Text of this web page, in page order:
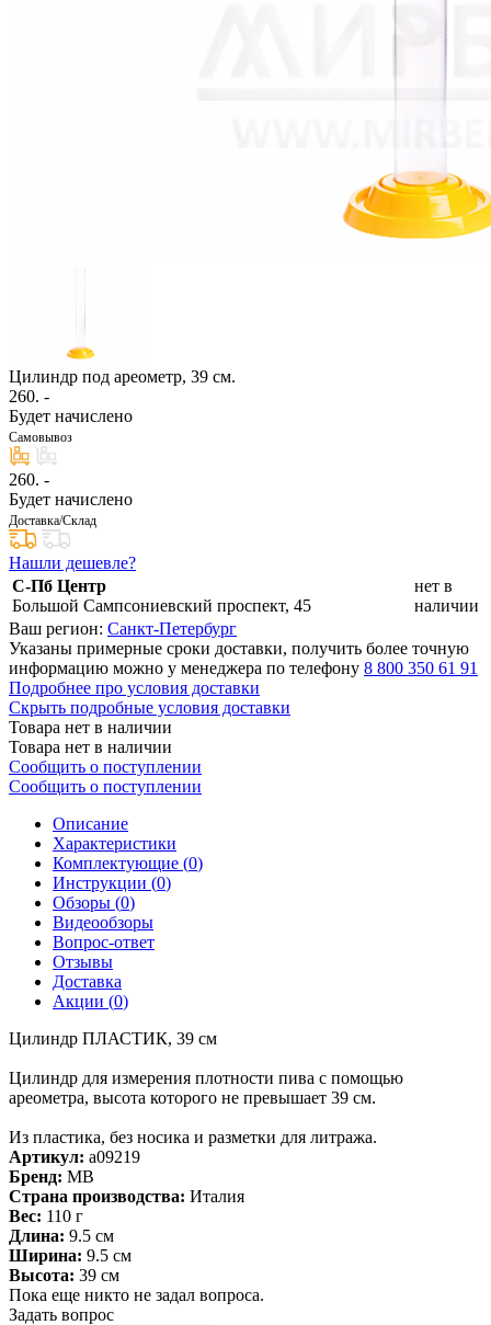
Цилиндр под ареометр, 39 см.
260. -
Будет начислено
Самовывоз
260. -
Будет начислено
Доставка/Склад
Нашли дешевле?
С-Пб Центр
Большой Сампсониевский проспект, 45
нет в
наличии
Ваш регион: Санкт-Петербург
Указаны примерные сроки доставки, получить более точную
информацию можно у менеджера по телефону 8 800 350 61 91
Подробнее про условия доставки
Скрыть подробные условия доставки
Товара нет в наличии
Товара нет в наличии
Сообщить о поступлении
Сообщить о поступлении
Описание
Характеристики
Комплектующие (0)
Инструкции (0)
Обзоры (0)
Видеообзоры
Вопрос-ответ
Отзывы
Доставка
Акции (0)
Цилиндр ПЛАСТИК, 39 см
Цилиндр для измерения плотности пива с помощью
ареометра, высота которого не превышает 39 см.
Из пластика, без носика и разметки для литража.
Артикул: a09219
Бренд: MB
Страна производства: Италия
Вес: 110 г
Длина: 9.5 см
Ширина: 9.5 см
Высота: 39 см
Пока еще никто не задал вопроса.
Задать вопрос